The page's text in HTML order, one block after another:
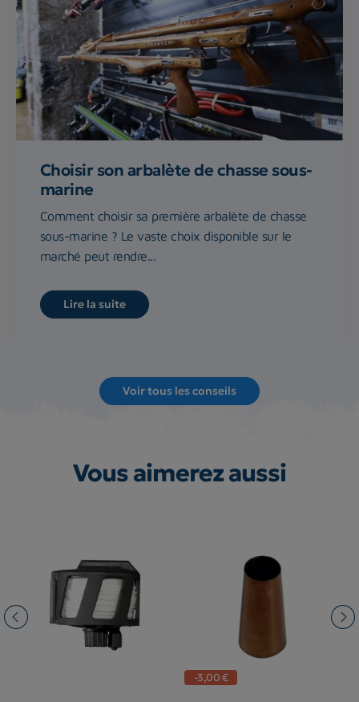
Choisir son arbalète de chasse sous-
marine
Comment choisir sa première arbalète de chasse
sous-marine ? Le vaste choix disponible sur le
marché peut rendre...
Lire la suite
Voir tous les conseils
Vous aimerez aussi
-3,00 €